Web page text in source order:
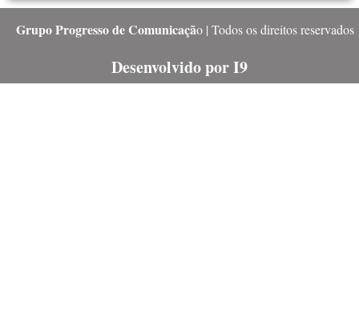
Grupo Progresso de Comunicação | Todos os direitos reservados
Desenvolvido por I9